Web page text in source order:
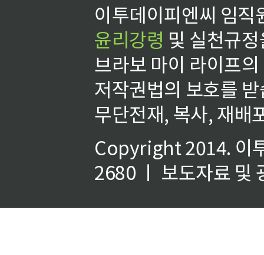
이투데이피엔씨 임
윤리강령 및 실천규
브라보 마이 라이프
저작권법의 보호를
무단전재, 복사, 재배
Copyright 2014. 이
2680 ㅣ 보도자료